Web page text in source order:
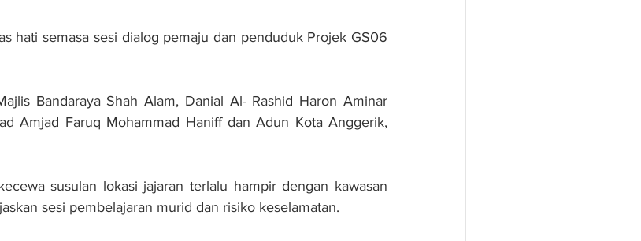
hati semasa sesi dialog pemaju dan penduduk Projek GS06
Bandaraya Shah Alam, Danial Al- Rashid Haron Aminar
Amjad Faruq Mohammad Haniff dan Adun Kota Anggerik,
susulan lokasi jajaran terlalu hampir dengan kawasan
sesi pembelajaran murid dan risiko keselamatan.